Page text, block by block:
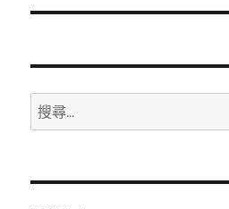
文
搜
尋
鍵